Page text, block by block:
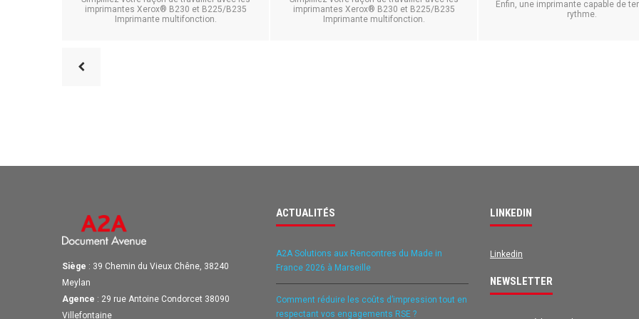
imprimantes Xerox® B230 et B225/B235
Imprimante multifonction.
imprimantes Xerox® B230 et B225/B235
Imprimante multifonction.
Enfin, une imprimante capable de
rythme.
Siège : 39 Chemin du Vieux Chêne, 38240
Meylan
Agence : 29 rue Antoine Condorcet 38090
Villefontaine
ACTUALITÉS
A2A Solutions aux Rencontres du Made in
France 2026 à Marseille
Comment réduire les coûts d’impression tout en
respectant vos engagements RSE ?
LINKEDIN
Linkedin
NEWSLETTER